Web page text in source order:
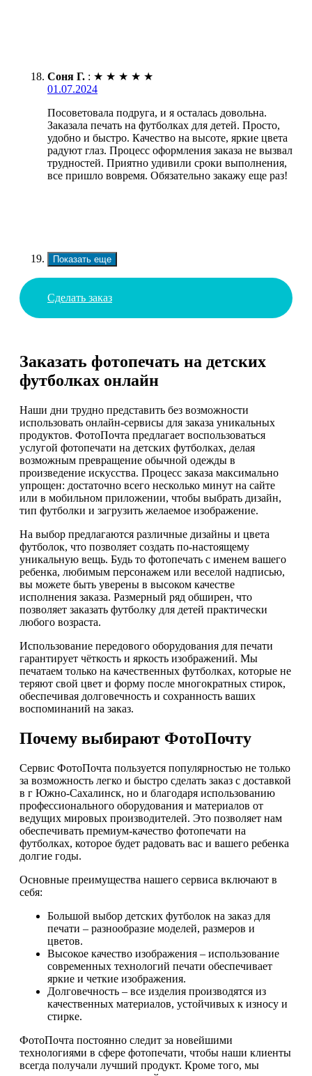
Соня Г. : ★ ★ ★ ★ ★
01.07.2024
Посоветовала подруга, и я осталась довольна.
Заказала печать на футболках для детей. Просто,
удобно и быстро. Качество на высоте, яркие цвета
радуют глаз. Процесс оформления заказа не вызвал
трудностей. Приятно удивили сроки выполнения,
все пришло вовремя. Обязательно закажу еще раз!
Показать еще
Сделать заказ
Заказать фотопечать на детских
футболках онлайн
Наши дни трудно представить без возможности
использовать онлайн-сервисы для заказа уникальных
продуктов. ФотоПочта предлагает воспользоваться
услугой фотопечати на детских футболках, делая
возможным превращение обычной одежды в
произведение искусства. Процесс заказа максимально
упрощен: достаточно всего несколько минут на сайте
или в мобильном приложении, чтобы выбрать дизайн,
тип футболки и загрузить желаемое изображение.
На выбор предлагаются различные дизайны и цвета
футболок, что позволяет создать по-настоящему
уникальную вещь. Будь то фотопечать с именем вашего
ребенка, любимым персонажем или веселой надписью,
вы можете быть уверены в высоком качестве
исполнения заказа. Размерный ряд обширен, что
позволяет заказать футболку для детей практически
любого возраста.
Использование передового оборудования для печати
гарантирует чёткость и яркость изображений. Мы
печатаем только на качественных футболках, которые не
теряют свой цвет и форму после многократных стирок,
обеспечивая долговечность и сохранность ваших
воспоминаний на заказ.
Почему выбирают ФотоПочту
Сервис ФотоПочта пользуется популярностью не только
за возможность легко и быстро сделать заказ с доставкой
в г Южно-Сахалинск, но и благодаря использованию
профессионального оборудования и материалов от
ведущих мировых производителей. Это позволяет нам
обеспечивать премиум-качество фотопечати на
футболках, которое будет радовать вас и вашего ребенка
долгие годы.
Основные преимущества нашего сервиса включают в
себя:
Большой выбор детских футболок на заказ для
печати – разнообразие моделей, размеров и
цветов.
Высокое качество изображения – использование
современных технологий печати обеспечивает
яркие и четкие изображения.
Долговечность – все изделия производятся из
качественных материалов, устойчивых к износу и
стирке.
ФотоПочта постоянно следит за новейшими
технологиями в сфере фотопечати, чтобы наши клиенты
всегда получали лучший продукт. Кроме того, мы